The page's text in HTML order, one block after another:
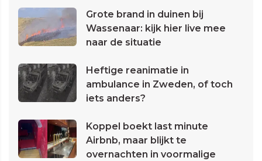
Grote brand in duinen bij
Wassenaar: kijk hier live mee
naar de situatie
Heftige reanimatie in
ambulance in Zweden, of toch
iets anders?
Koppel boekt last minute
Airbnb, maar blijkt te
overnachten in voormalige